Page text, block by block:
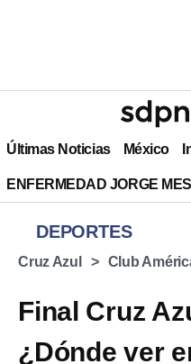
Últimas Noticias México
ENFERMEDAD JORGE
DEPORTES
Cruz Azul Club
Final Cruz
¿Dónde ver